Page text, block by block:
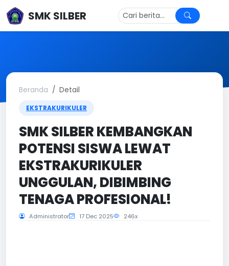
SMK SILBER
Beranda Detail
EKSTRAKURIKULER
SMK SILBER KEMBANGKAN
POTENSI SISWA LEWAT
EKSTRAKURIKULER
UNGGULAN, DIBIMBING
TENAGA PROFESIONAL!
Administrator 17 Dec 2025 246x